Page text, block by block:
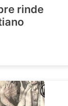
rinde